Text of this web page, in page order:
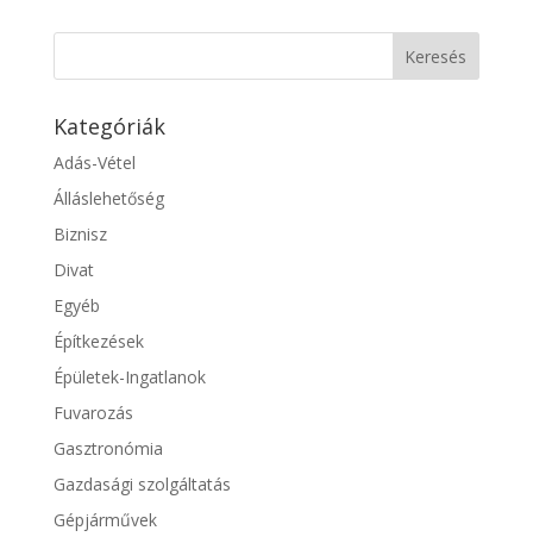
Kategóriák
Adás-Vétel
Álláslehetőség
Biznisz
Divat
Egyéb
Építkezések
Épületek-Ingatlanok
Fuvarozás
Gasztronómia
Gazdasági szolgáltatás
Gépjárművek